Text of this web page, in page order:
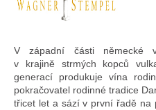
V západní části německé
v krajině strmých kopců
generací produkuje vína
pokračovatel rodinné tradice
třicet let a sází v první řadě na